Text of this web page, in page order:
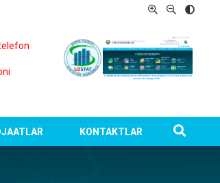
KONTAKTLAR